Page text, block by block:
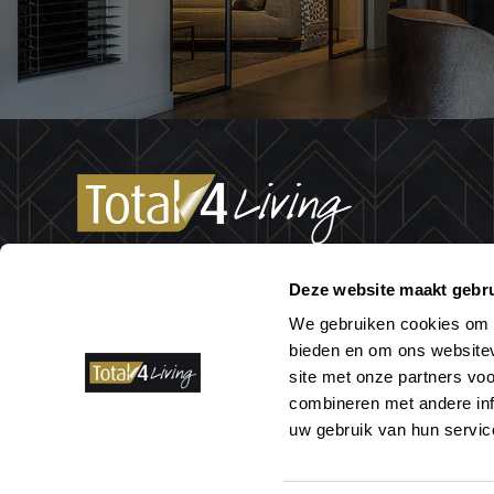
Deze website maakt
We gebruiken cookies
bieden en om ons
site met onze partners
combineren met andere
uw gebruik van hun
met een gedeelde passie: het interieur! Niet
met je mee over de aanschaf van verlichting of de
gordijnen, we ontwerpen ook graag het totale
creëren jouw persoonlijke thuis.